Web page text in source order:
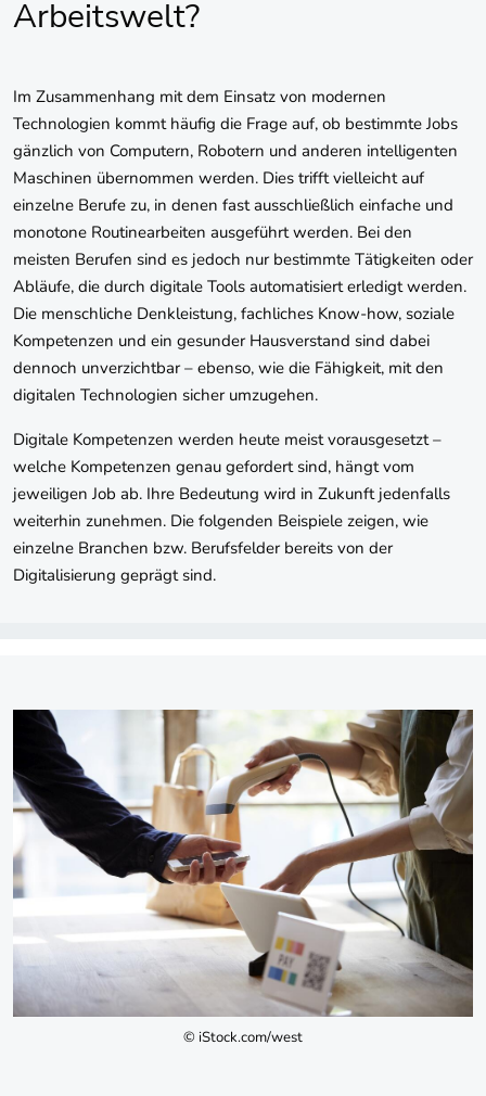
Arbeitswelt?
Im Zusammenhang mit dem Einsatz von modernen
Technologien kommt häufig die Frage auf, ob bestimmte Jobs
gänzlich von Computern, Robotern und anderen intelligenten
Maschinen übernommen werden. Dies trifft vielleicht auf
einzelne Berufe zu, in denen fast ausschließlich einfache und
monotone Routinearbeiten ausgeführt werden. Bei den
meisten Berufen sind es jedoch nur bestimmte Tätigkeiten oder
Abläufe, die durch digitale Tools automatisiert erledigt werden.
Die menschliche Denkleistung, fachliches Know-how, soziale
Kompetenzen und ein gesunder Hausverstand sind dabei
dennoch unverzichtbar – ebenso, wie die Fähigkeit, mit den
digitalen Technologien sicher umzugehen.
Digitale Kompetenzen werden heute meist vorausgesetzt –
welche Kompetenzen genau gefordert sind, hängt vom
jeweiligen Job ab. Ihre Bedeutung wird in Zukunft jedenfalls
weiterhin zunehmen. Die folgenden Beispiele zeigen, wie
einzelne Branchen bzw. Berufsfelder bereits von der
Digitalisierung geprägt sind.
© iStock.com/west